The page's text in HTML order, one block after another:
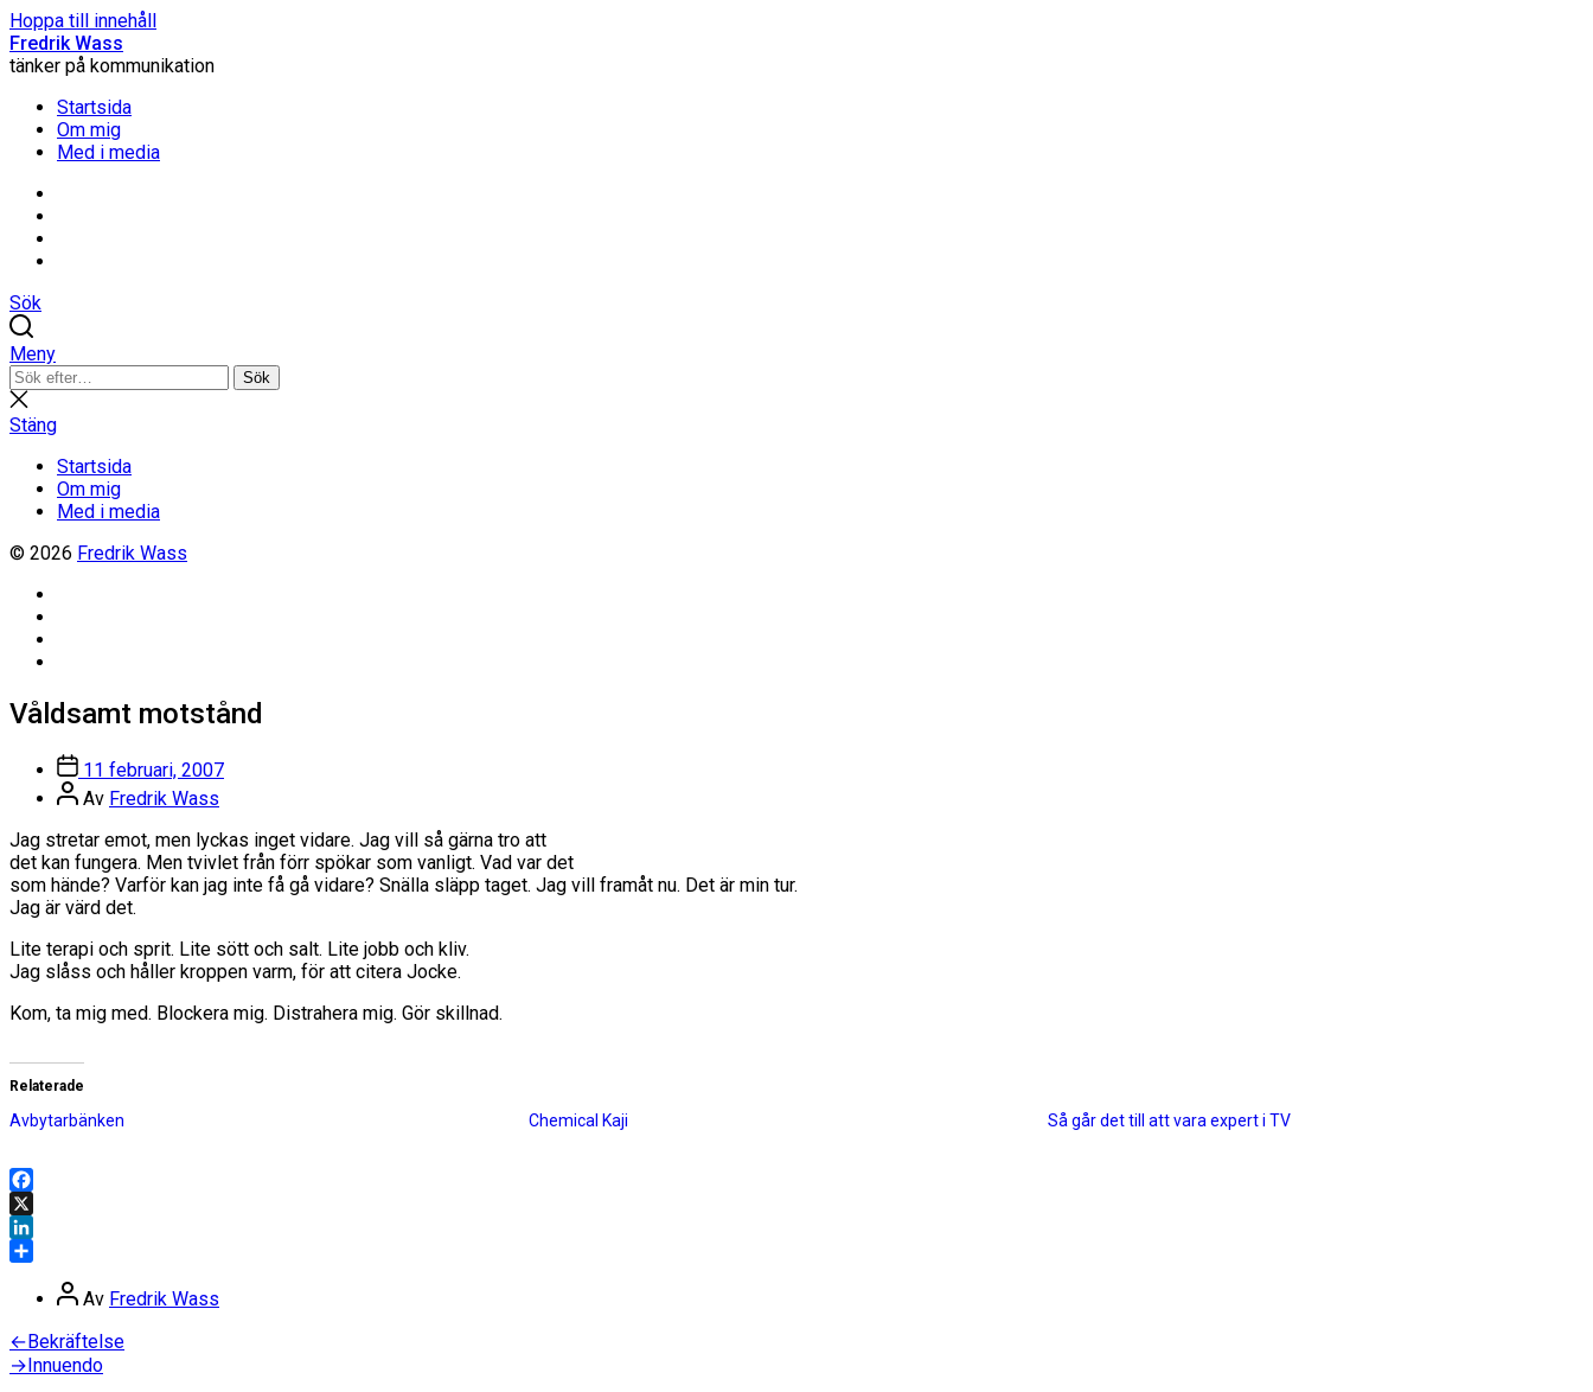
Hoppa till innehåll
Fredrik Wass
tänker på kommunikation
Startsida
Om mig
Med i media
Sök
Meny
Sök
efter:
Sök
Stäng
sökning
Stäng
Startsida
Om mig
Med i media
© 2026 Fredrik Wass
Våldsamt motstånd
Inläggsdatum
11 februari, 2007
Inläggsförfattare
Av Fredrik Wass
Jag stretar emot, men lyckas inget vidare. Jag vill så gärna tro att
det kan fungera. Men tvivlet från förr spökar som vanligt. Vad var det
som hände? Varför kan jag inte få gå vidare? Snälla släpp taget. Jag vill framåt nu. Det är min tur.
Jag är värd det.
Lite terapi och sprit. Lite sött och salt. Lite jobb och kliv.
Jag slåss och håller kroppen varm, för att citera Jocke.
Kom, ta mig med. Blockera mig. Distrahera mig. Gör skillnad.
Relaterade
Avbytarbänken Chemical Kaji Så går det till att vara expert i TV
Facebook
X
LinkedIn
Inläggsförfattare
Av Fredrik Wass
Inläggsnavigering
←Föregående
inlägg:
Bekräftelse
→Nästa
Innuendo